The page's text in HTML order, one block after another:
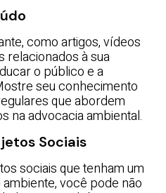
como artigos, vídeos
relacionados à sua
o público e a
seu conhecimento
que abordem
na advocacia ambiental.
Sociais
sociais que tenham um
você pode não